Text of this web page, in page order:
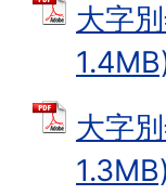
大字
大字
1.3MB)